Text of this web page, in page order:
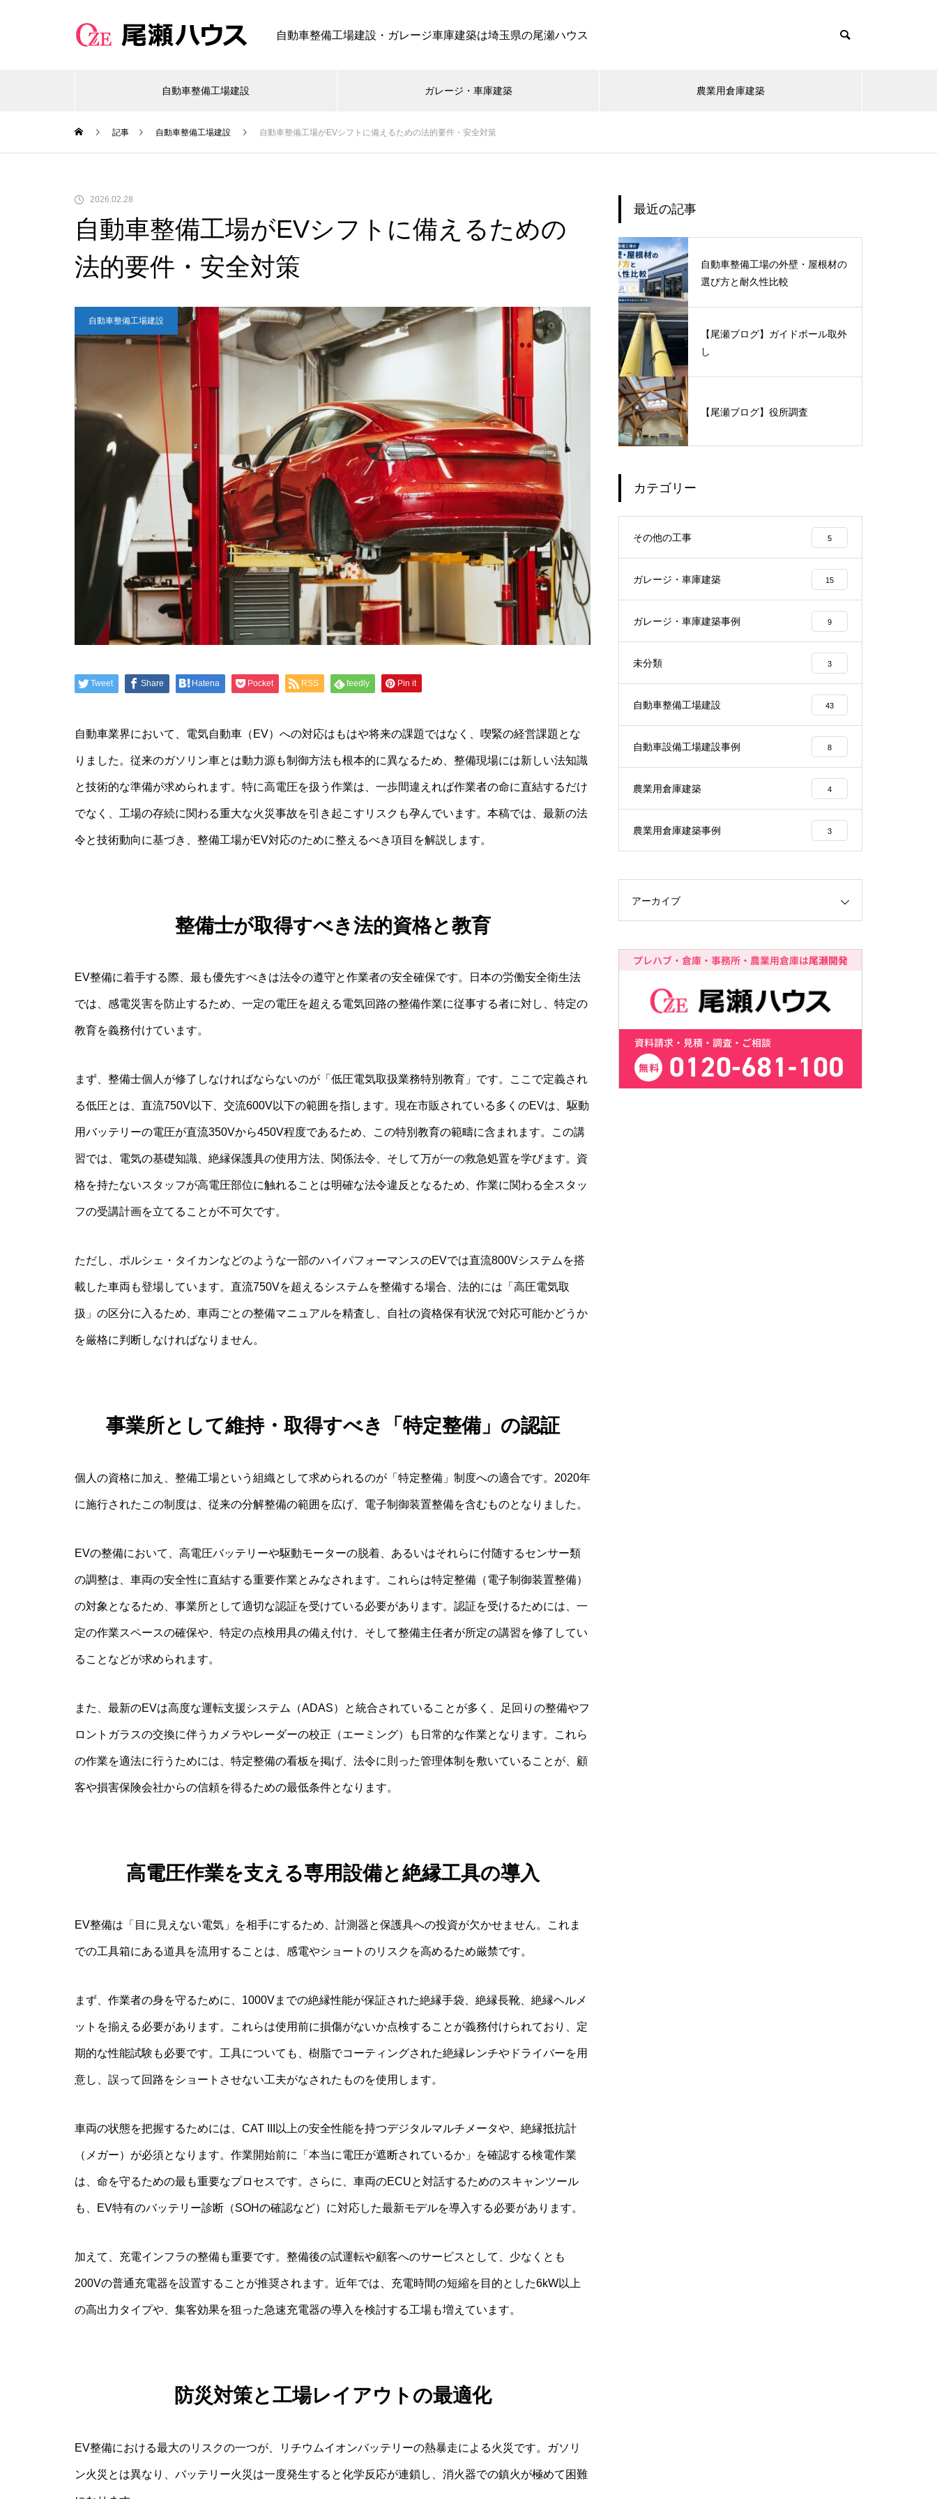
自動車整備工場建設・ガレージ車庫建築は埼玉県の尾瀬ハウス
自動車整備工場建設 ガレージ・車庫建築 農業用倉庫建築
記事 自動車整備工場建設 自動車整備工場がEVシフトに備えるための法的要件・安全対策
2026.02.28
自動車整備工場がEVシフトに備えるための
法的要件・安全対策
自動車整備工場建設
Tweet Share Hatena Pocket RSS feedly Pin it
自動車業界において、電気自動車（EV）への対応はもはや将来の課題ではなく、喫緊の経営課題とな
りました。従来のガソリン車とは動力源も制御方法も根本的に異なるため、整備現場には新しい法知識
と技術的な準備が求められます。特に高電圧を扱う作業は、一歩間違えれば作業者の命に直結するだけ
でなく、工場の存続に関わる重大な火災事故を引き起こすリスクも孕んでいます。本稿では、最新の法
令と技術動向に基づき、整備工場がEV対応のために整えるべき項目を解説します。
整備士が取得すべき法的資格と教育
EV整備に着手する際、最も優先すべきは法令の遵守と作業者の安全確保です。日本の労働安全衛生法
では、感電災害を防止するため、一定の電圧を超える電気回路の整備作業に従事する者に対し、特定の
教育を義務付けています。
まず、整備士個人が修了しなければならないのが「低圧電気取扱業務特別教育」です。ここで定義され
る低圧とは、直流750V以下、交流600V以下の範囲を指します。現在市販されている多くのEVは、駆動
用バッテリーの電圧が直流350Vから450V程度であるため、この特別教育の範疇に含まれます。この講
習では、電気の基礎知識、絶縁保護具の使用方法、関係法令、そして万が一の救急処置を学びます。資
格を持たないスタッフが高電圧部位に触れることは明確な法令違反となるため、作業に関わる全スタッ
フの受講計画を立てることが不可欠です。
ただし、ポルシェ・タイカンなどのような一部のハイパフォーマンスのEVでは直流800Vシステムを搭
載した車両も登場しています。直流750Vを超えるシステムを整備する場合、法的には「高圧電気取
扱」の区分に入るため、車両ごとの整備マニュアルを精査し、自社の資格保有状況で対応可能かどうか
を厳格に判断しなければなりません。
事業所として維持・取得すべき「特定整備」の認証
個人の資格に加え、整備工場という組織として求められるのが「特定整備」制度への適合です。2020年
に施行されたこの制度は、従来の分解整備の範囲を広げ、電子制御装置整備を含むものとなりました。
EVの整備において、高電圧バッテリーや駆動モーターの脱着、あるいはそれらに付随するセンサー類
の調整は、車両の安全性に直結する重要作業とみなされます。これらは特定整備（電子制御装置整備）
の対象となるため、事業所として適切な認証を受けている必要があります。認証を受けるためには、一
定の作業スペースの確保や、特定の点検用具の備え付け、そして整備主任者が所定の講習を修了してい
ることなどが求められます。
また、最新のEVは高度な運転支援システム（ADAS）と統合されていることが多く、足回りの整備やフ
ロントガラスの交換に伴うカメラやレーダーの校正（エーミング）も日常的な作業となります。これら
の作業を適法に行うためには、特定整備の看板を掲げ、法令に則った管理体制を敷いていることが、顧
客や損害保険会社からの信頼を得るための最低条件となります。
高電圧作業を支える専用設備と絶縁工具の導入
EV整備は「目に見えない電気」を相手にするため、計測器と保護具への投資が欠かせません。これま
での工具箱にある道具を流用することは、感電やショートのリスクを高めるため厳禁です。
まず、作業者の身を守るために、1000Vまでの絶縁性能が保証された絶縁手袋、絶縁長靴、絶縁ヘルメ
ットを揃える必要があります。これらは使用前に損傷がないか点検することが義務付けられており、定
期的な性能試験も必要です。工具についても、樹脂でコーティングされた絶縁レンチやドライバーを用
意し、誤って回路をショートさせない工夫がなされたものを使用します。
車両の状態を把握するためには、CAT III以上の安全性能を持つデジタルマルチメータや、絶縁抵抗計
（メガー）が必須となります。作業開始前に「本当に電圧が遮断されているか」を確認する検電作業
は、命を守るための最も重要なプロセスです。さらに、車両のECUと対話するためのスキャンツール
も、EV特有のバッテリー診断（SOHの確認など）に対応した最新モデルを導入する必要があります。
加えて、充電インフラの整備も重要です。整備後の試運転や顧客へのサービスとして、少なくとも
200Vの普通充電器を設置することが推奨されます。近年では、充電時間の短縮を目的とした6kW以上
の高出力タイプや、集客効果を狙った急速充電器の導入を検討する工場も増えています。
防災対策と工場レイアウトの最適化
EV整備における最大のリスクの一つが、リチウムイオンバッテリーの熱暴走による火災です。ガソリ
ン火災とは異なり、バッテリー火災は一度発生すると化学反応が連鎖し、消火器での鎮火が極めて困難
最近の記事
自動車整備工場の外壁・屋根材の
選び方と耐久性比較
【尾瀬ブログ】ガイドポール取外
し
【尾瀬ブログ】役所調査
カテゴリー
その他の工事 5
ガレージ・車庫建築 15
ガレージ・車庫建築事例 9
未分類 3
自動車整備工場建設 43
自動車設備工場建設事例 8
農業用倉庫建築 4
農業用倉庫建築事例 3
アーカイブ